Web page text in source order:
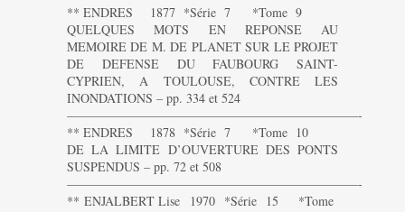
** ENDRES 1877 *Série 7 *Tome 9
QUELQUES MOTS EN REPONSE AU
MEMOIRE DE M. DE PLANET SUR LE PROJET
DE DEFENSE DU FAUBOURG SAINT-
CYPRIEN, A TOULOUSE, CONTRE LES
INONDATIONS – pp. 334 et 524
———————————————————————-
** ENDRES 1878 *Série 7 *Tome 10
DE LA LIMITE D’OUVERTURE DES PONTS
SUSPENDUS – pp. 72 et 508
———————————————————————-
** ENJALBERT Lise 1970 *Série 15 *Tome